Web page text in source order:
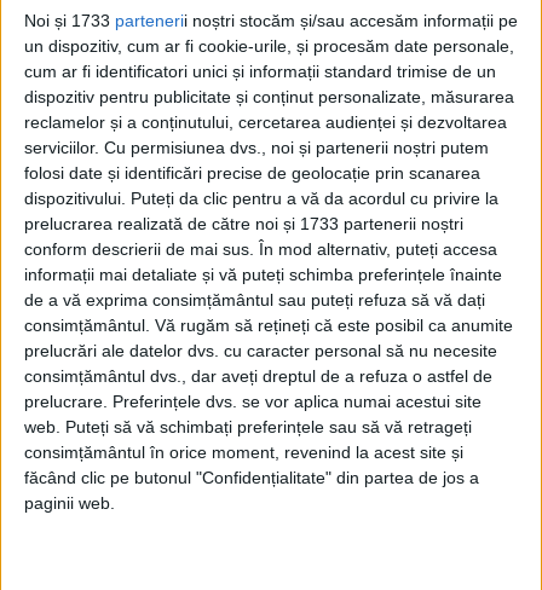
Noi și 1733 partenerii noștri stocăm și/sau accesăm informații pe
un dispozitiv, cum ar fi cookie-urile, și procesăm date personale,
cum ar fi identificatori unici și informații standard trimise de un
dispozitiv pentru publicitate și conținut personalizate, măsurarea
reclamelor și a conținutului, cercetarea audienței și dezvoltarea
serviciilor. Cu permisiunea dvs., noi și partenerii noștri putem
folosi date și identificări precise de geolocație prin scanarea
dispozitivului. Puteți da clic pentru a vă da acordul cu privire la
prelucrarea realizată de către noi și 1733 partenerii noștri
conform descrierii de mai sus. În mod alternativ, puteți accesa
informații mai detaliate și vă puteți schimba preferințele înainte
de a vă exprima consimțământul sau puteți refuza să vă dați
consimțământul. Vă rugăm să rețineți că este posibil ca anumite
prelucrări ale datelor dvs. cu caracter personal să nu necesite
consimțământul dvs., dar aveți dreptul de a refuza o astfel de
prelucrare. Preferințele dvs. se vor aplica numai acestui site
web. Puteți să vă schimbați preferințele sau să vă retrageți
consimțământul în orice moment, revenind la acest site și
făcând clic pe butonul "Confidențialitate" din partea de jos a
paginii web.
ARTICOLE ONLINE
O veche „baie rituală” și o vilă a elitelor au fost
descoperite lângă Zidul de Vest din Ierusalim
Săpăturile arheologice de lângă Zidul de Vest al Ierusalimului
au scos la iveală mii de ani...